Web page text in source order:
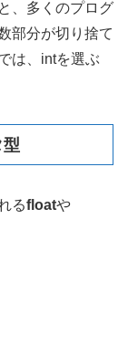
、多くのプログ
部分が切り捨て
は、intを選ぶ
るfloatや